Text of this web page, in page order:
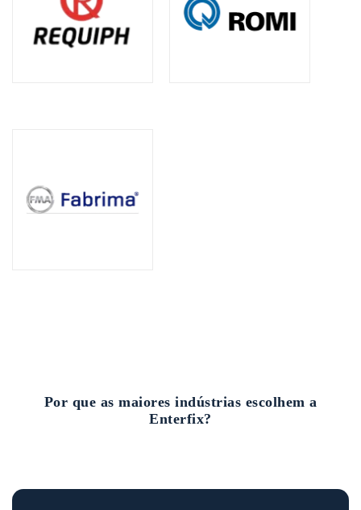
Por que as maiores indústrias escolhem a
Enterfix?